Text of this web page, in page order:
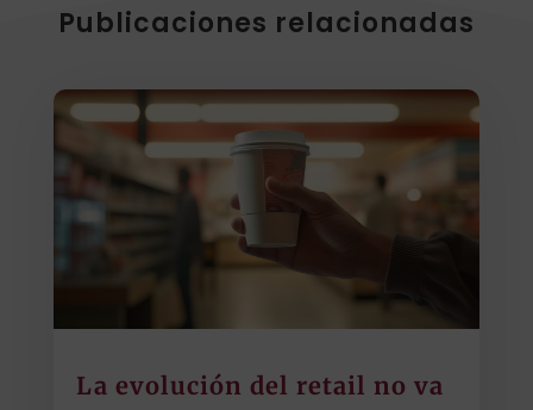
Publicaciones relacionadas
La evolución del retail no va